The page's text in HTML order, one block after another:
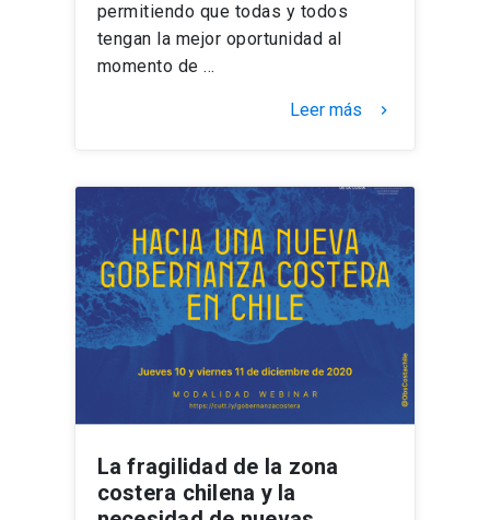
permitiendo que todas y todos
tengan la mejor oportunidad al
momento de …
Leer más keyboard_arrow_right
La fragilidad de la zona
costera chilena y la